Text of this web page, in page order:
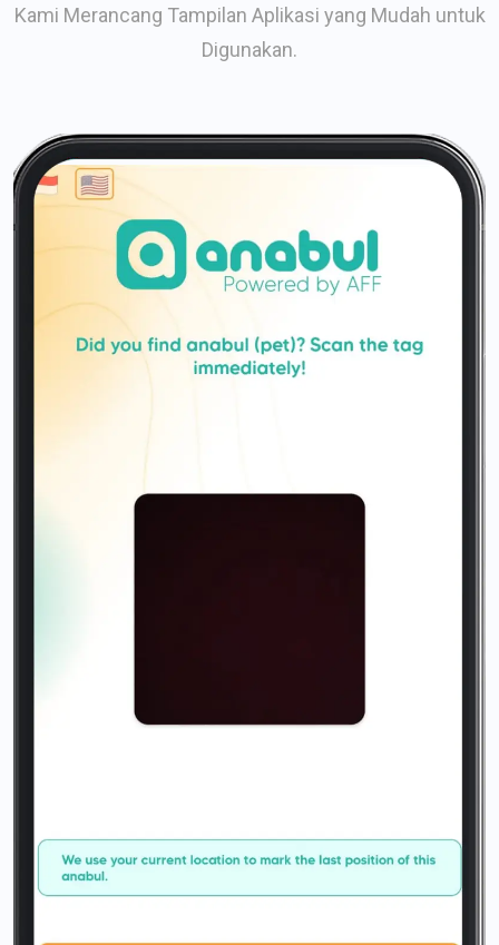
Kami Merancang Tampilan Aplikasi yang Mudah untuk
Digunakan.